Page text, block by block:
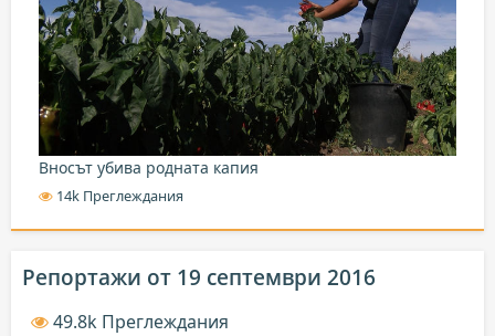
Вносът убива родната капия
14k Преглеждания
Репортажи от 19 септември 2016
49.8k Преглеждания